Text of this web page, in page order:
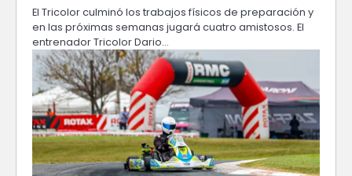
El Tricolor culminó los trabajos físicos de preparación y
en las próximas semanas jugará cuatro amistosos. El
entrenador Tricolor Dario…